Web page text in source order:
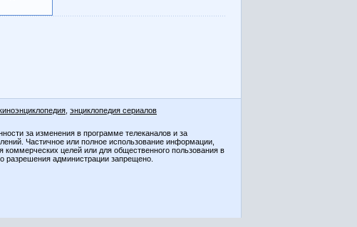
энциклопедия сериалов
за изменения в программе телеканалов и за
Частичное или полное использование информации,
коммерческих целей или для общественного пользования в
разрешения администрации запрещено.